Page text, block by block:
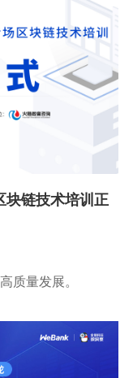
块链技术培训正
质量发展。